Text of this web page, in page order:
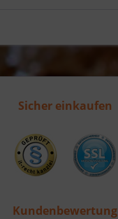
Sicher einkaufen
Kundenbewertung